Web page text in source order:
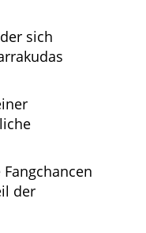
sich
der